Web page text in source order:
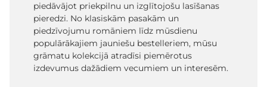
piedāvājot priekpilnu un izglītojošu lasīšanas
pieredzi. No klasiskām pasakām un
piedzīvojumu romāniem līdz mūsdienu
populārākajiem jauniešu bestelleriem, mūsu
grāmatu kolekcijā atradīsi piemērotus
izdevumus dažādiem vecumiem un interesēm.